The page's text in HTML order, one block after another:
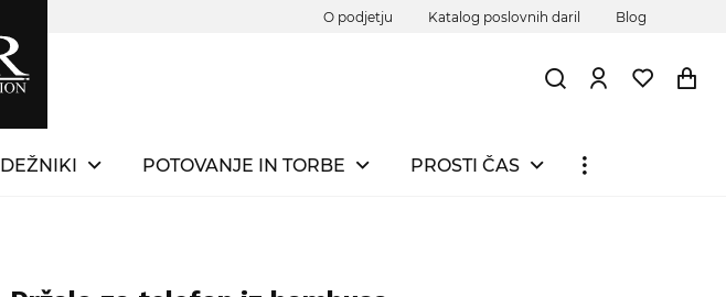
O podjetju Katalog poslovnih daril Blog
DEŽNIKI POTOVANJE IN TORBE PROSTI ČAS